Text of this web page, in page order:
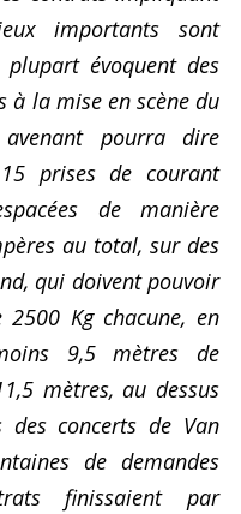
importants sont
plupart évoquent des
à la mise en scène du
pourra dire
prises de courant
de manière
au total, sur des
qui doivent pouvoir
Kg chacune, en
9,5 mètres de
mètres, au dessus
concerts de Van
de demandes
finissaient par